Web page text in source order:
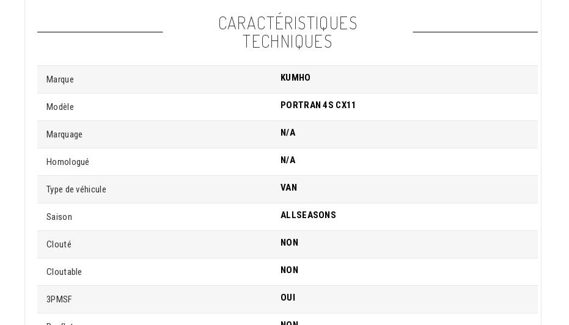
CARACTÉRISTIQUES
TECHNIQUES
Marque KUMHO
Modèle PORTRAN 4S CX11
Marquage N/A
Homologué N/A
Type de véhicule VAN
Saison ALLSEASONS
Clouté NON
Cloutable NON
3PMSF OUI